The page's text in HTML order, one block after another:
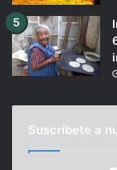
Suscríbete a